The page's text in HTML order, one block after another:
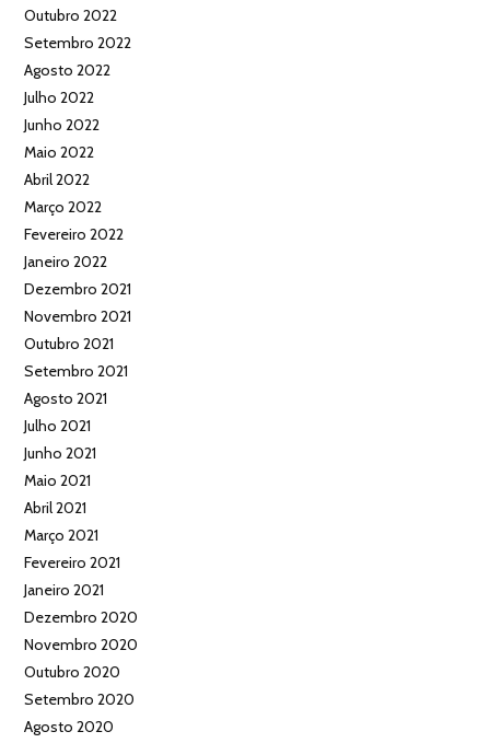
Outubro 2022
Setembro 2022
Agosto 2022
Julho 2022
Junho 2022
Maio 2022
Abril 2022
Março 2022
Fevereiro 2022
Janeiro 2022
Dezembro 2021
Novembro 2021
Outubro 2021
Setembro 2021
Agosto 2021
Julho 2021
Junho 2021
Maio 2021
Abril 2021
Março 2021
Fevereiro 2021
Janeiro 2021
Dezembro 2020
Novembro 2020
Outubro 2020
Setembro 2020
Agosto 2020